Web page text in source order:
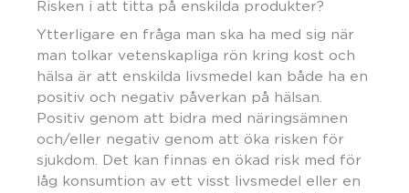
Risken i att titta på enskilda produkter?
Ytterligare en fråga man ska ha med sig när
man tolkar vetenskapliga rön kring kost och
hälsa är att enskilda livsmedel kan både ha en
positiv och negativ påverkan på hälsan.
Positiv genom att bidra med näringsämnen
och/eller negativ genom att öka risken för
sjukdom. Det kan finnas en ökad risk med för
låg konsumtion av ett visst livsmedel eller en